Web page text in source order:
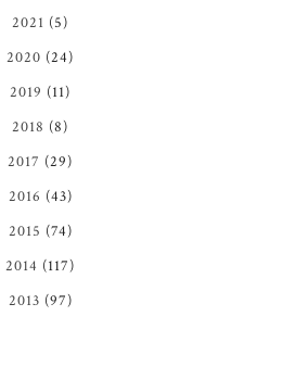
2021 (5)
2020 (24)
2019 (11)
2018 (8)
2017 (29)
2016 (43)
2015 (74)
2014 (117)
2013 (97)